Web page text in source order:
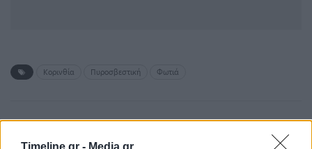
Timeline.gr - Media.gr
Κορινθία Πυροσβεστική Φωτιά
Κρήτη: Υπό μερικό
Ο Ρίσι Σούνακ ανατρέπει